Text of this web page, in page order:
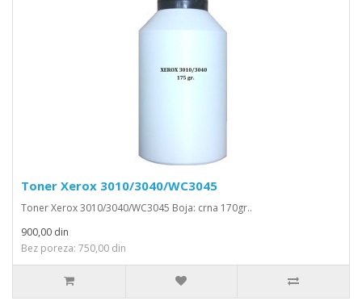
Toner Xerox 3010/3040/WC3045
Toner Xerox 3010/3040/WC3045 Boja: crna 170gr..
900,00 din
Bez poreza: 750,00 din